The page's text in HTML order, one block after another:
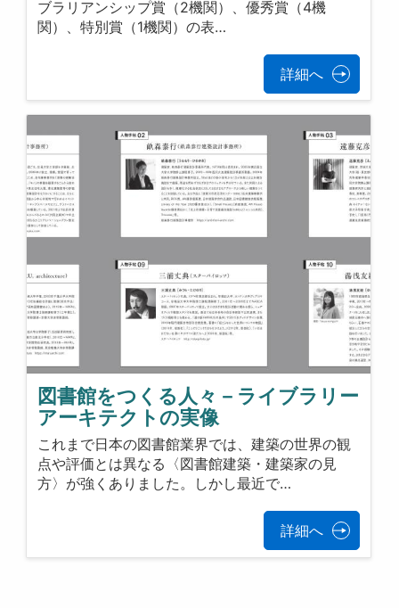
ブラリアンシップ賞（2機関）、優秀賞（4機
関）、特別賞（1機関）の表…
詳細へ
図書館をつくる人々－ライブラリー
アーキテクトの実像
これまで日本の図書館業界では、建築の世界の観
点や評価とは異なる〈図書館建築・建築家の見
方〉が強くありました。しかし最近で…
詳細へ